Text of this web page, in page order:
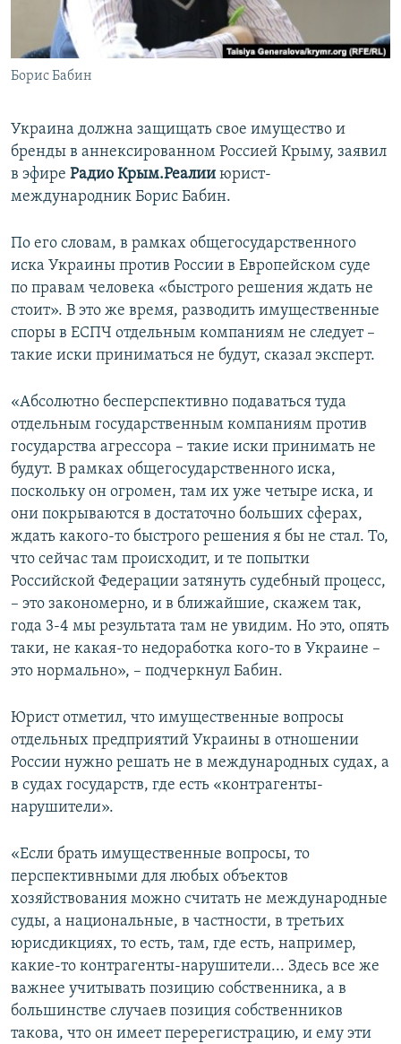
ПОБЕДИТЕЛЕЙ НЕ СУДЯТ?
КРЫМ.НЕПОКОРЕННЫЙ
ELIFBE
ПРИСОЕДИНЯЙТЕСЬ!
Все сайты RFE/RL
Борис Бабин
Украина должна защищать свое имущество и
бренды в аннексированном Россией Крыму, заявил
в эфире Радио Крым.Реалии юрист-
международник Борис Бабин.
По его словам, в рамках общегосударственного
иска Украины против России в Европейском суде
по правам человека «быстрого решения ждать не
стоит». В это же время, разводить имущественные
споры в ЕСПЧ отдельным компаниям не следует –
такие иски приниматься не будут, сказал эксперт.
«Абсолютно бесперспективно подаваться туда
отдельным государственным компаниям против
государства агрессора – такие иски принимать не
будут. В рамках общегосударственного иска,
поскольку он огромен, там их уже четыре иска, и
они покрываются в достаточно больших сферах,
ждать какого-то быстрого решения я бы не стал. То,
что сейчас там происходит, и те попытки
Российской Федерации затянуть судебный процесс,
– это закономерно, и в ближайшие, скажем так,
года 3-4 мы результата там не увидим. Но это, опять
таки, не какая-то недоработка кого-то в Украине –
это нормально», – подчеркнул Бабин.
Юрист отметил, что имущественные вопросы
отдельных предприятий Украины в отношении
России нужно решать не в международных судах, а
в судах государств, где есть «контрагенты-
нарушители».
«Если брать имущественные вопросы, то
перспективными для любых объектов
хозяйствования можно считать не международные
суды, а национальные, в частности, в третьих
юрисдикциях, то есть, там, где есть, например,
какие-то контрагенты-нарушители... Здесь все же
важнее учитывать позицию собственника, а в
большинстве случаев позиция собственников
такова, что он имеет перерегистрацию, и ему эти